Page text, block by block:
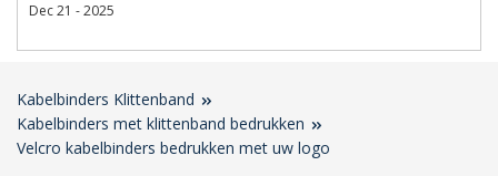
Dec 21 - 2025
Kabelbinders Klittenband
Kabelbinders met klittenband bedrukken
Velcro kabelbinders bedrukken met uw logo